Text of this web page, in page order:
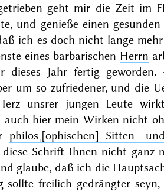
geht mir die Zeit im
und genieße einen
ich es doch nicht lange
eines barbarischen Herrn
dieses Jahr fertig
um so zufriedener, und die
unsrer jungen Leute
auch hier mein Wirken nicht
philos˖[ophischen] Sitten-
Schrift Ihnen nicht ganz
glaube, daß ich die
sollte freilich gedrängter